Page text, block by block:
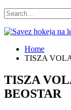
Home
TISZA
TISZA
BEOSTAR